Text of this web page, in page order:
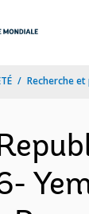
Recherche